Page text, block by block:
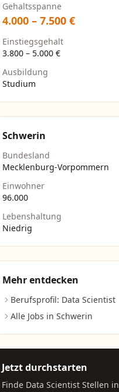
Gehaltsspanne
4.000 – 7.500 €
Einstiegsgehalt
3.800 – 5.000 €
Ausbildung
Studium
Schwerin
Bundesland
Mecklenburg-Vorpommern
Einwohner
96.000
Lebenshaltung
Niedrig
Mehr entdecken
Berufsprofil: Data Scientist
Alle Jobs in Schwerin
Jetzt durchstarten
Finde Data Scientist Stellen in